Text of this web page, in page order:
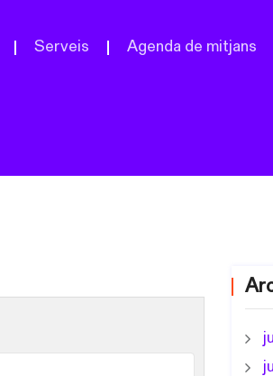
Serveis Agenda de mitjans